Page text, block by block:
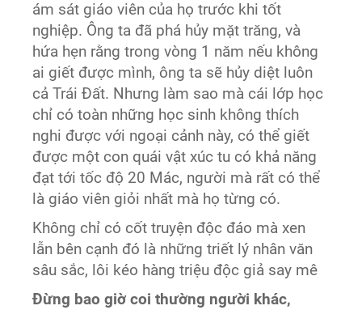
ám sát giáo viên của họ trước khi tốt
nghiệp. Ông ta đã phá hủy mặt trăng, và
hứa hẹn rằng trong vòng 1 năm nếu không
ai giết được mình, ông ta sẽ hủy diệt luôn
cả Trái Đất. Nhưng làm sao mà cái lớp học
chỉ có toàn những học sinh không thích
nghi được với ngoại cảnh này, có thể giết
được một con quái vật xúc tu có khả năng
đạt tới tốc độ 20 Mác, người mà rất có thể
là giáo viên giỏi nhất mà họ từng có.
Không chỉ có cốt truyện độc đáo mà xen
lẫn bên cạnh đó là những triết lý nhân văn
sâu sắc, lôi kéo hàng triệu độc giả say mê
Đừng bao giờ coi thường người khác,